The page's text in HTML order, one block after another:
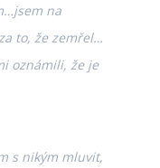
na
to, že zemřel…
oznámili, že je
s nikým mluvit,